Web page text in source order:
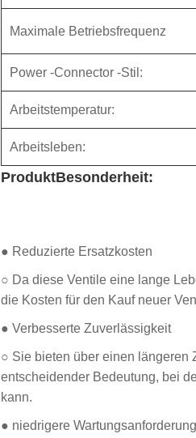
Maximale Betriebsfrequenz
Power -Connector -Stil:
Arbeitstemperatur:
Arbeitsleben:
ProduktBesonderheit:
● Reduzierte Ersatzkosten
○ Da diese Ventile eine lange
die Kosten für den Kauf neuer
● Verbesserte Zuverlässigkeit
○ Sie bieten über einen längeren
entscheidender Bedeutung, bei
kann.
● niedrigere